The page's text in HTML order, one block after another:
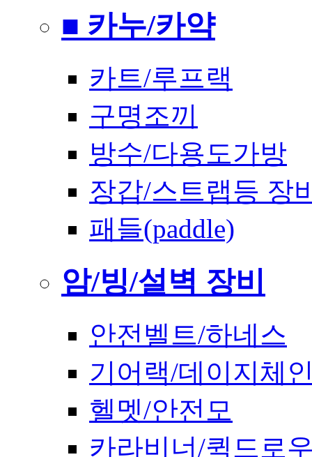
■ 카누/카약
카트/루프랙
구명조끼
방수/다용도가방
장갑/스트랩등 장
패들(paddle)
암/빙/설벽 장비
안전벨트/하네스
기어랙/데이지체
헬멧/안전모
카라비너/퀵드로